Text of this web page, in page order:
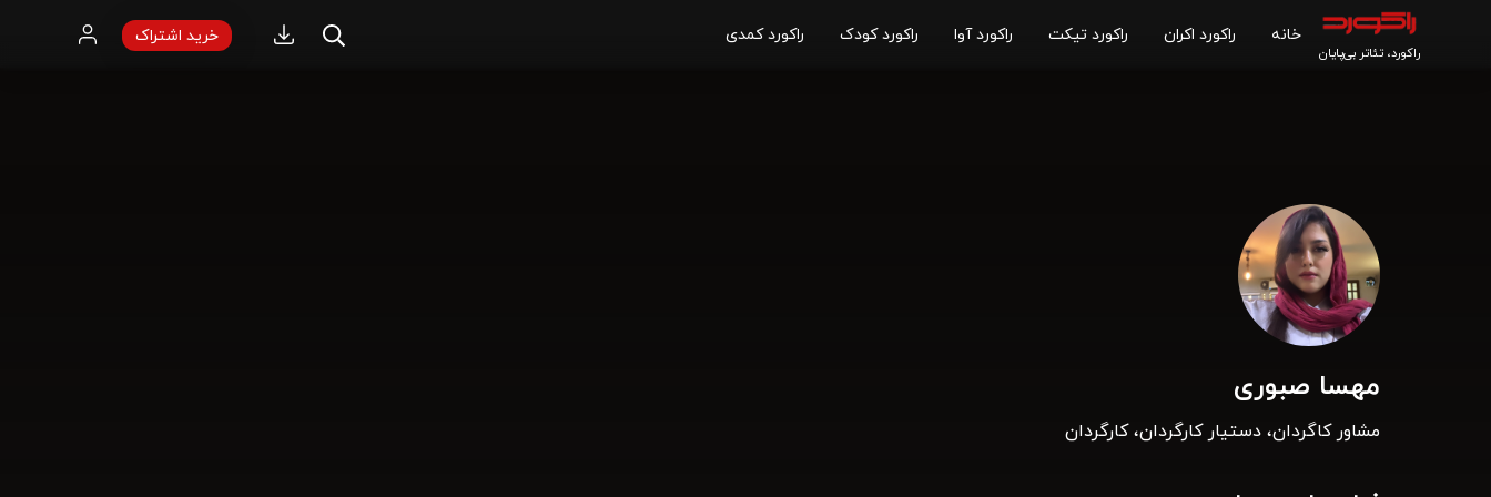
راکورد، تئاتر بی‌پایان
خانه راکورد اکران راکورد تیکت راکورد آوا راکورد کودک راکورد کمدی خرید اشتراک
مهسا صبوری
مشاور کاگردان، دستیار کارگردان، کارگردان